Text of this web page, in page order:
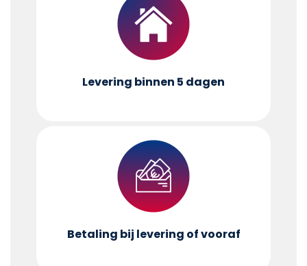
Levering binnen 5 dagen
Betaling bij levering of vooraf